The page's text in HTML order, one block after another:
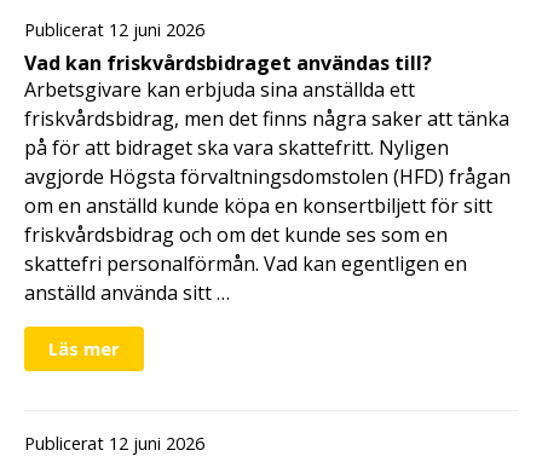
Publicerat 12 juni 2026
Vad kan friskvårdsbidraget användas till?
Arbetsgivare kan erbjuda sina anställda ett
friskvårdsbidrag, men det finns några saker att tänka
på för att bidraget ska vara skattefritt. Nyligen
avgjorde Högsta förvaltningsdomstolen (HFD) frågan
om en anställd kunde köpa en konsertbiljett för sitt
friskvårdsbidrag och om det kunde ses som en
skattefri personalförmån. Vad kan egentligen en
anställd använda sitt …
Läs mer
Publicerat 12 juni 2026